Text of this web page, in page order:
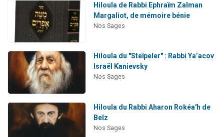
Hiloula de Rabbi Ephraïm Zalman
Margaliot, de mémoire bénie
Nos Sages
Hiloula du "Steïpeler" : Rabbi Ya’acov
Israël Kanievsky
Nos Sages
Hiloula du Rabbi Aharon Rokéa'h de
Belz
Nos Sages